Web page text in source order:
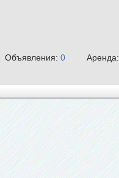
Объявления: 0 Аренда: